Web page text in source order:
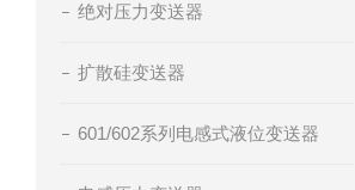
绝对压力变送器
扩散硅变送器
601/602系列电感式液位变送器